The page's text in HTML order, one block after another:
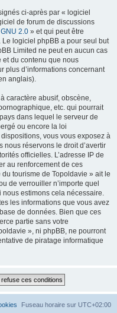
ci-après par « logiciel
de forum de discussions
2.0 » et qui peut être
Le logiciel phpBB a pour seul but
Limited ne peut en aucun cas
et du contenu que nous
plus d’informations concernant
anglais).
caractère abusif, obscène,
etc. qui pourrait
dans lequel le serveur de
ou encore la loi
vous vous exposez à
nous réservons le droit d’avertir
officielles. L’adresse IP de
au renforcement de ces
tourisme de Topoldavie » ait le
de verrouiller n’importe quel
nous estimons cela nécessaire.
les informations que vous avez
de données. Bien que ces
partie sans votre
», ni phpBB, ne pourront
de piratage informatique
Fuseau horaire sur UTC+02:00